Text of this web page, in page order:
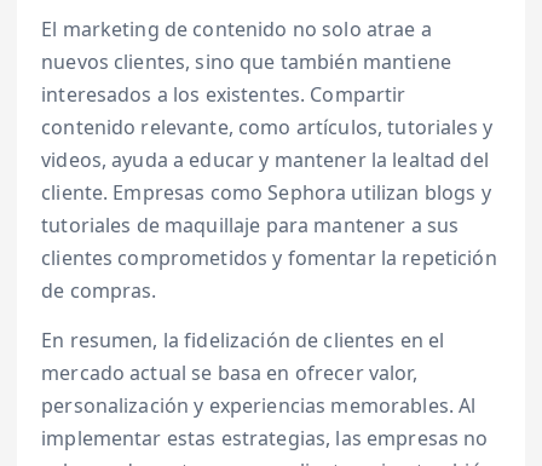
El marketing de contenido no solo atrae a
nuevos clientes, sino que también mantiene
interesados a los existentes. Compartir
contenido relevante, como artículos, tutoriales y
videos, ayuda a educar y mantener la lealtad del
cliente. Empresas como Sephora utilizan blogs y
tutoriales de maquillaje para mantener a sus
clientes comprometidos y fomentar la repetición
de compras.
En resumen, la fidelización de clientes en el
mercado actual se basa en ofrecer valor,
personalización y experiencias memorables. Al
implementar estas estrategias, las empresas no